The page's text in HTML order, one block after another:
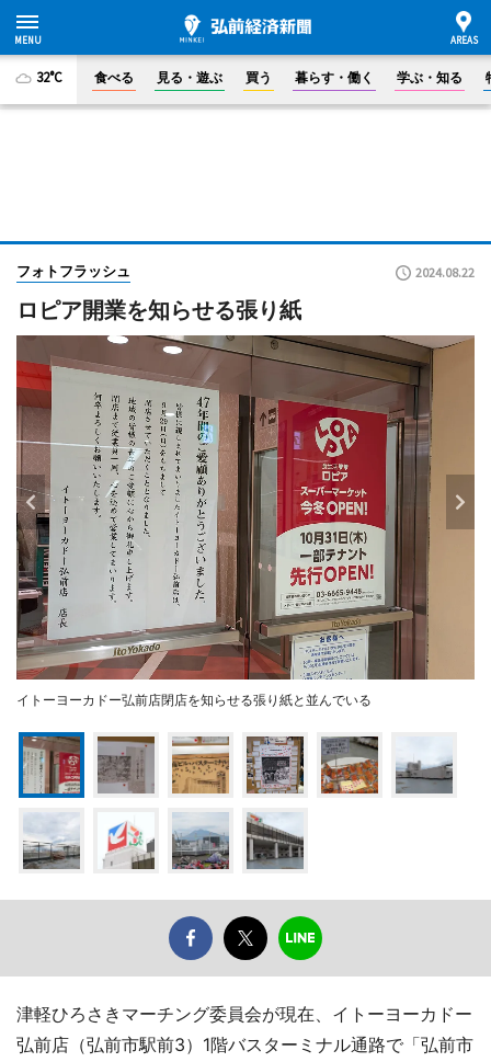
32°C 食べる 見る・遊ぶ 買う 暮らす・働く 学ぶ・知る
フォトフラッシュ 2024.08.22
ロピア開業を知らせる張り紙
イトーヨーカドー弘前店閉店を知らせる張り紙と並んでいる
津軽ひろさきマーチング委員会が現在、イトーヨーカドー
弘前店（弘前市駅前3）1階バスターミナル通路で「弘前市